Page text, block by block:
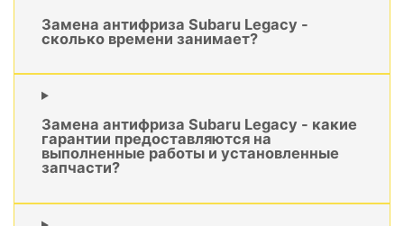
Замена антифриза Subaru Legacy -
сколько времени занимает?
Замена антифриза Subaru Legacy - какие
гарантии предоставляются на
выполненные работы и установленные
запчасти?